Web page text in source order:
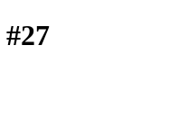
#27